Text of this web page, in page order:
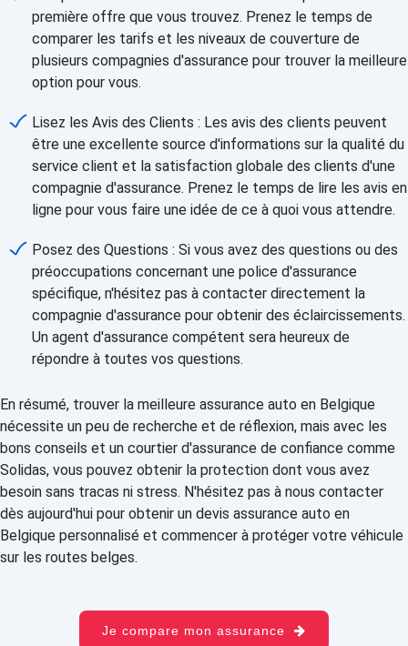
première offre que vous trouvez. Prenez le temps de
comparer les tarifs et les niveaux de couverture de
plusieurs compagnies d'assurance pour trouver la meilleure
option pour vous.
Lisez les Avis des Clients : Les avis des clients peuvent
être une excellente source d'informations sur la qualité du
service client et la satisfaction globale des clients d'une
compagnie d'assurance. Prenez le temps de lire les avis en
ligne pour vous faire une idée de ce à quoi vous attendre.
Posez des Questions : Si vous avez des questions ou des
préoccupations concernant une police d'assurance
spécifique, n'hésitez pas à contacter directement la
compagnie d'assurance pour obtenir des éclaircissements.
Un agent d'assurance compétent sera heureux de
répondre à toutes vos questions.
En résumé, trouver la meilleure assurance auto en Belgique
nécessite un peu de recherche et de réflexion, mais avec les
bons conseils et un courtier d'assurance de confiance comme
Solidas, vous pouvez obtenir la protection dont vous avez
besoin sans tracas ni stress. N'hésitez pas à nous contacter
dès aujourd'hui pour obtenir un devis assurance auto en
Belgique personnalisé et commencer à protéger votre véhicule
sur les routes belges.
Je compare mon assurance